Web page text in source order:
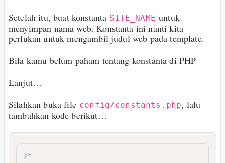
Setelah itu, buat konstanta SITE_NAME untuk
menyimpan nama web. Konstanta ini nanti kita
perlukan untuk mengambil judul web pada template.
Bila kamu belum paham tentang konstanta di PHP
Lanjut…
Silahkan buka file config/constants.php, lalu
tambahkan kode berikut…
/*